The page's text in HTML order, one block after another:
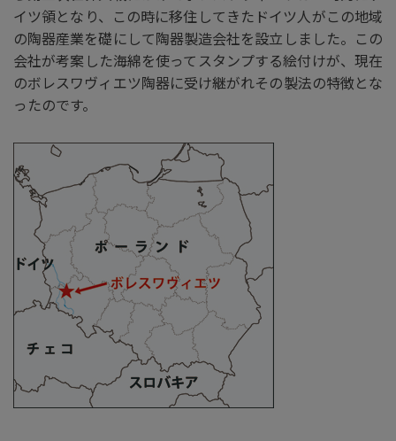
イツ領となり、この時に移住してきたドイツ人がこの地域
の陶器産業を礎にして陶器製造会社を設立しました。この
会社が考案した海綿を使ってスタンプする絵付けが、現在
のボレスワヴィエツ陶器に受け継がれその製法の特徴とな
ったのです。